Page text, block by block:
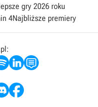
gry 2026 roku
4Najbliższe premiery